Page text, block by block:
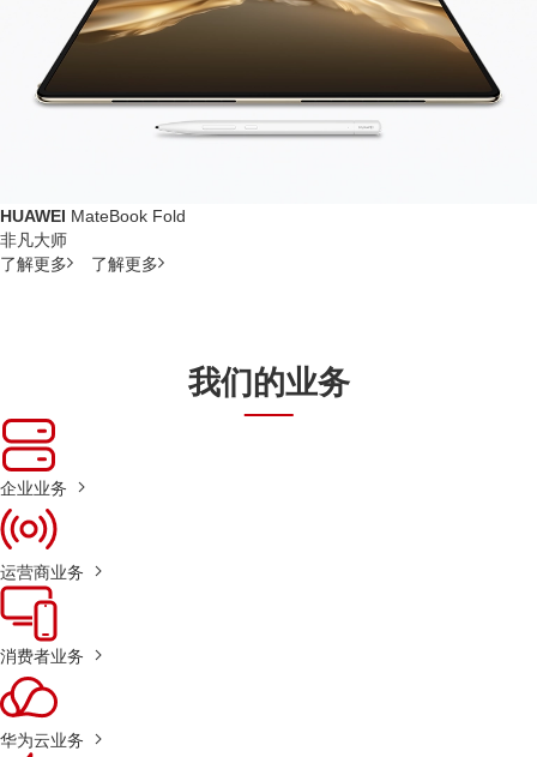
HUAWEI MateBook Fold
非凡大师
了解更多
了解更多
我们的业务
企业业务
运营商业务
消费者业务
华为云业务